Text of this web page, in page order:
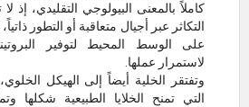
كاملاً بالمعنى البيولوجي التقليدي، إذ
التكاثر عبر أجيال متعاقبة أو التطور
على الوسط المحيط لتوفير
لاستمرار عملها.
وتفتقر الخلية أيضاً إلى الهيكل
التي تمنح الخلايا الطبيعية شكلها